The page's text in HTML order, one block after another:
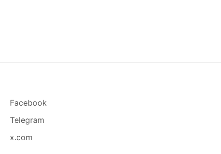
Facebook
Telegram
x.com